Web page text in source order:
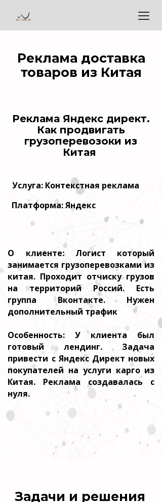
Реклама Яндекс директ.
Как продвигать
грузоперевозоки из
Китая
Реклама доставка
товаров из Китая
Услуга: Контекстная реклама
Платформа: Яндекс
О клиенте: Логист который
занимается грузоперевозками из
китая. Проходит отчиску грузов
на территорий Россий. Есть
группа Вконтакте. Нужен
дополнительный трафик
Особенность: У клиента был
готовый лендинг. Задача
привести с Яндекс Директ новых
покупателей на услуги карго из
Китая. Реклама создавалась с
нуля.
Задачи и решения